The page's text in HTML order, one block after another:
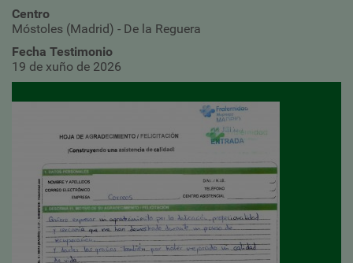
Centro
Móstoles (Madrid) - De la Reguera
Fecha Testimonio
19 de xuño de 2026